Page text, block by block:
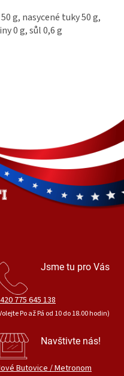
g, nasycené tuky 50 g,
0 g, sůl 0,6 g
Jsme tu pro Vás
775 645 138
Po až Pá od 10 do 18.00 hodin)
Navštivte nás!
Butovice / Metronom